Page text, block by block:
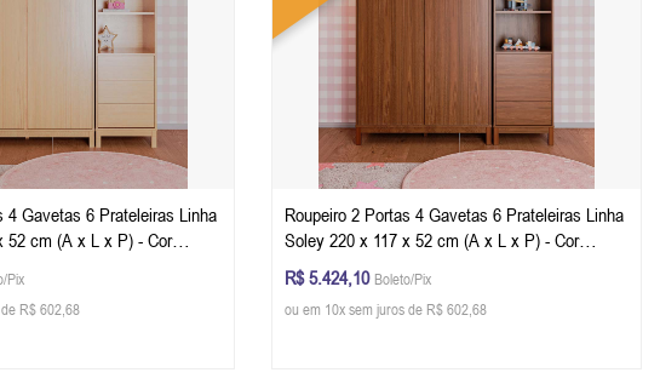
4 Gavetas 6 Prateleiras Linha
- Cor
Pix
R$ 602,68
Roupeiro 2 Portas 4 Gavetas 6 Prateleiras Linha
Soley 220 x 117 x 52 cm (A x L x P) - Cor
Nogueira - Louro Freijó
R$ 5.424,10 Boleto/Pix
ou em 10x sem juros de R$ 602,68